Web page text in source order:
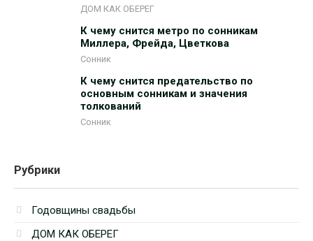
ДОМ КАК ОБЕРЕГ
К чему снится метро по сонникам
Миллера, Фрейда, Цветкова
Сонник
К чему снится предательство по
основным сонникам и значения
толкований
Сонник
Рубрики
Годовщины свадьбы
ДОМ КАК ОБЕРЕГ